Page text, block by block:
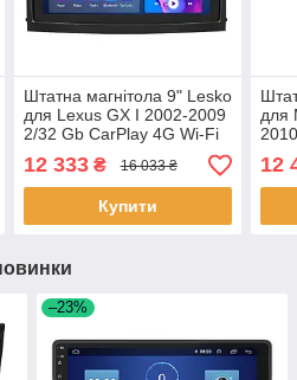
Штатна магнітола 9" Lesko
для Lexus GX I 2002-2009
2/32 Gb CarPlay 4G Wi-Fi
Лексус 2 шт.
12 333₴ 16 033 ₴
Купити
для
12
–23%